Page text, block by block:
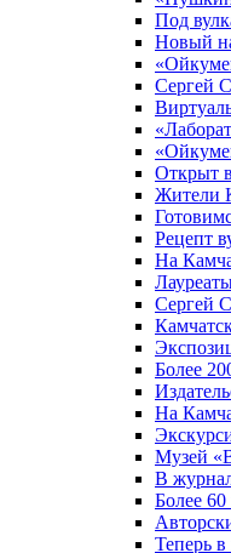
Под
Новый
Сергей
Открыт
Жители
Рецепт
На
Сергей
Более
На
Музей
В
Более
Теперь